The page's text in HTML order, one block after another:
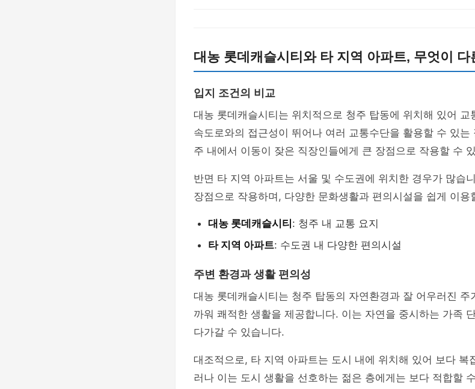
대농 롯데캐슬시티와 타 지역 아파트, 무엇이 다
입지 조건의 비교
대농 롯데캐슬시티는 위치적으로 청주 탑동에 위치해 있어
속도로와의 접근성이 뛰어나 여러 교통수단을 활용할 수 있
주 내에서 이동이 잦은 직장인들에게 큰 장점으로 작용할 수
반면 타 지역 아파트는 서울 및 수도권에 위치한 경우가 많습
장점으로 작용하며, 다양한 문화생활과 편의시설을 쉽게 이
대농 롯데캐슬시티 : 청주 내 교통 요지
타 지역 아파트: 수도권 내 다양한 편의시설
주변 환경과 생활 편의성
대농 롯데캐슬시티는 청주 탑동의 자연환경과 잘 어우러진
까워 쾌적한 생활을 제공합니다. 이는 자연을 중시하는 가족
다가갈 수 있습니다.
대조적으로, 타 지역 아파트는 도시 내에 위치해 있어 보다 복
러나 이는 도시 생활을 선호하는 젊은 층에게는 보다 적합할